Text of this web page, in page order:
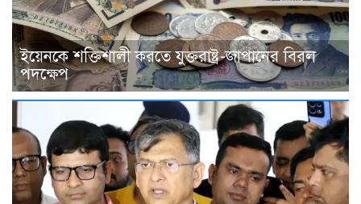
ইয়েনকে শক্তিশালী করতে যুক্তরাষ্ট্র-জাপানের বিরল
পদক্ষেপ